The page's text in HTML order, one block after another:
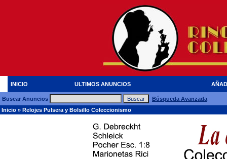
INICIO ULTIMOS ANUNCIOS
Buscar Anuncios
Búsqueda Avanzada
Inicio » Relojes Pulsera y Bolsillo Coleccionismo